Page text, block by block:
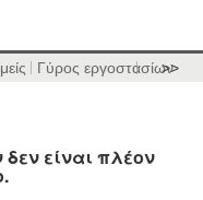
Γύρος εργοστασίων
>>
είναι πλέον